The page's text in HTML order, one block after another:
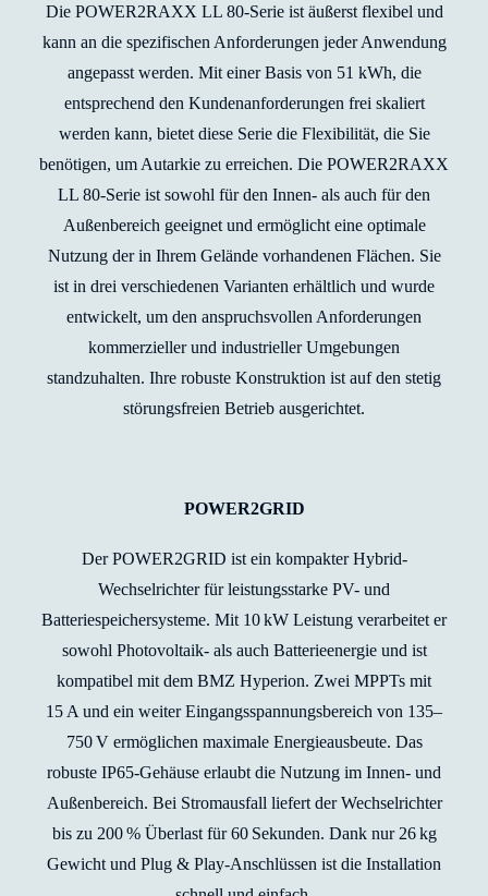
Die POWER2RAXX LL 80-Serie ist äußerst flexibel und
kann an die spezifischen Anforderungen jeder Anwendung
angepasst werden. Mit einer Basis von 51 kWh, die
entsprechend den Kundenanforderungen frei skaliert
werden kann, bietet diese Serie die Flexibilität, die Sie
benötigen, um Autarkie zu erreichen. Die POWER2RAXX
LL 80-Serie ist sowohl für den Innen- als auch für den
Außenbereich geeignet und ermöglicht eine optimale
Nutzung der in Ihrem Gelände vorhandenen Flächen. Sie
ist in drei verschiedenen Varianten erhältlich und wurde
entwickelt, um den anspruchsvollen Anforderungen
kommerzieller und industrieller Umgebungen
standzuhalten. Ihre robuste Konstruktion ist auf den stetig
störungsfreien Betrieb ausgerichtet.
POWER2GRID
Der POWER2GRID ist ein kompakter Hybrid-
Wechselrichter für leistungsstarke PV- und
Batteriespeichersysteme. Mit 10 kW Leistung verarbeitet er
sowohl Photovoltaik- als auch Batterieenergie und ist
kompatibel mit dem BMZ Hyperion. Zwei MPPTs mit
15 A und ein weiter Eingangsspannungsbereich von 135–
750 V ermöglichen maximale Energieausbeute. Das
robuste IP65-Gehäuse erlaubt die Nutzung im Innen- und
Außenbereich. Bei Stromausfall liefert der Wechselrichter
bis zu 200 % Überlast für 60 Sekunden. Dank nur 26 kg
Gewicht und Plug & Play-Anschlüssen ist die Installation